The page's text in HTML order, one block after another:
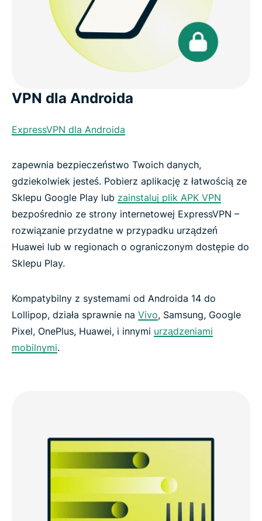
VPN dla Androida
ExpressVPN dla Androida
zapewnia bezpieczeństwo Twoich danych,
gdziekolwiek jesteś. Pobierz aplikację z łatwością ze
Sklepu Google Play lub zainstaluj plik APK VPN
bezpośrednio ze strony internetowej ExpressVPN –
rozwiązanie przydatne w przypadku urządzeń
Huawei lub w regionach o ograniczonym dostępie do
Sklepu Play.
Kompatybilny z systemami od Androida 14 do
Lollipop, działa sprawnie na Vivo, Samsung, Google
Pixel, OnePlus, Huawei, i innymi urządzeniami
mobilnymi.